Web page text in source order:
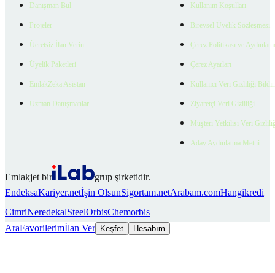
Danışman Bul
Projeler
Ücretsiz İlan Verin
Üyelik Paketleri
EmlakZeka Asistan
Uzman Danışmanlar
Kullanım Koşulları
Bireysel Üyelik Sözleşmesi
Çerez Politikası ve
Çerez Ayarları
Kullanıcı Veri Gizliliği
Ziyaretçi Veri Gizliliği
Müşteri Yetkilisi Veri
Aday Aydınlatma Metni
Emlakjet bir
grup şirketidir.
EndeksaKariyer.netİşin OlsunSigortam.netArabam.comHangikredi
CimriNeredekalSteelOrbisChemorbis
AraFavorilerimİlan Ver Keşfet Hesabım